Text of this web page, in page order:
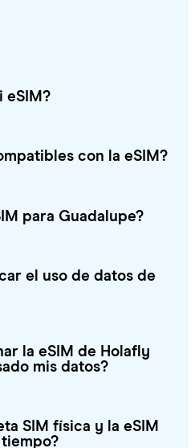
eSIM?
con la eSIM?
para Guadalupe?
el uso de datos de
la eSIM de Holafly
mis datos?
SIM física y la eSIM